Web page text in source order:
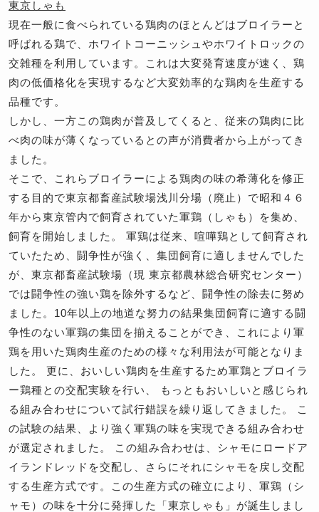
東京しゃも
現在一般に食べられている鶏肉のほとんどはブロイラーと
呼ばれる鶏で、ホワイトコーニッシュやホワイトロックの
交雑種を利用しています。これは大変発育速度が速く、鶏
肉の低価格化を実現するなど大変効率的な鶏肉を生産する
品種です。
しかし、一方この鶏肉が普及してくると、従来の鶏肉に比
べ肉の味が薄くなっているとの声が消費者から上がってき
ました。
そこで、これらブロイラーによる鶏肉の味の希薄化を修正
する目的で東京都畜産試験場浅川分場（廃止）で昭和４６
年から東京管内で飼育されていた軍鶏（しゃも）を集め、
飼育を開始しました。 軍鶏は従来、喧嘩鶏として飼育され
ていたため、闘争性が強く、集団飼育に適しませんでした
が、東京都畜産試験場（現 東京都農林総合研究センター）
では闘争性の強い鶏を除外するなど、闘争性の除去に努め
ました。10年以上の地道な努力の結果集団飼育に適する闘
争性のない軍鶏の集団を揃えることができ、これにより軍
鶏を用いた鶏肉生産のための様々な利用法が可能となりま
した。 更に、おいしい鶏肉を生産するため軍鶏とブロイラ
ー鶏種との交配実験を行い、 もっともおいしいと感じられ
る組み合わせについて試行錯誤を繰り返してきました。 こ
の試験の結果、より強く軍鶏の味を実現できる組み合わせ
が選定されました。 この組み合わせは、シャモにロードア
イランドレッドを交配し、さらにそれにシャモを戻し交配
する生産方式です。この生産方式の確立により、軍鶏（シ
ャモ）の味を十分に発揮した「東京しゃも」が誕生しまし